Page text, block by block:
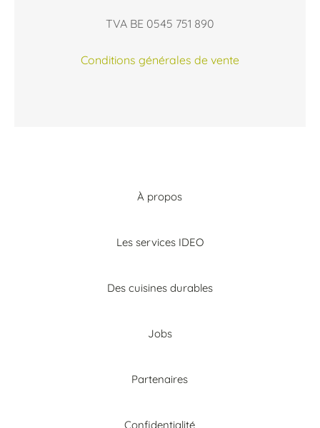
TVA BE 0545 751 890
Conditions générales de vente
À propos
Les services IDEO
Des cuisines durables
Jobs
Partenaires
Confidentialité